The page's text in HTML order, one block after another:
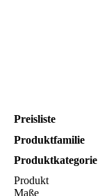
Preisliste
Produktfamilie
Produktkategorie
Produkt
Maße